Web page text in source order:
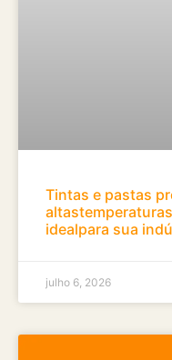
Tintas e pastas
idealpara sua
julho 6, 2026